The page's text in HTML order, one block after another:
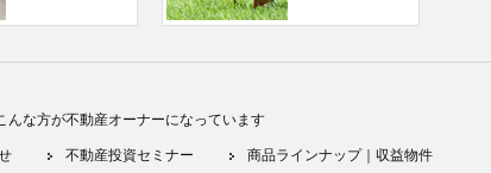
んな方が不動産オーナーになっています
不動産投資セミナー 商品ラインナップ｜収益物件